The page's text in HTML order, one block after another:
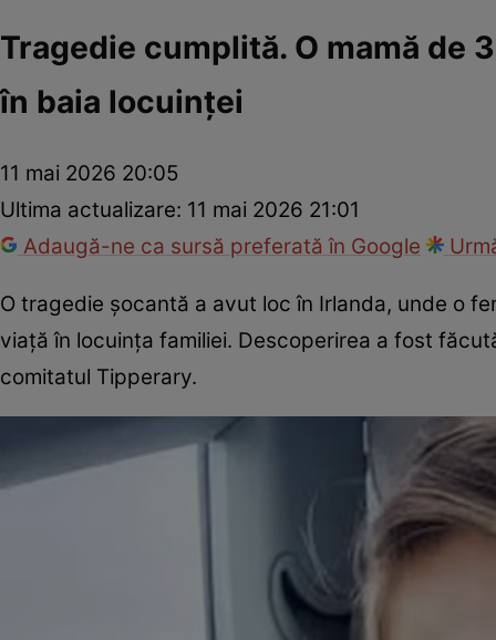
Tragedie cumplită. O mamă de
în baia locuinței
11 mai 2026 20:05
Ultima actualizare: 11 mai 2026 21:01
Adaugă-ne ca sursă preferată în Google
O tragedie șocantă a avut loc în Irlanda, unde o
viață în locuința familiei. Descoperirea a fost
comitatul Tipperary.